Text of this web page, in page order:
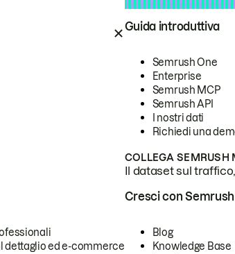
Guida introduttiva
Semrush One
Enterprise
Semrush MCP
Semrush API
I nostri dati
Richiedi una
COLLEGA SEMRUSH
Il dataset sul
dettaglio ed e-commerce
Cresci con Semrush
Blog
Knowledge Base